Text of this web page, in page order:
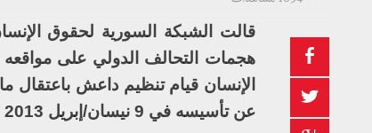
قالت الشبكة السورية لحقوق
عن تأسيسه في 9 نيسان/إبريل 2013 حتى آذار/مارس 2016.